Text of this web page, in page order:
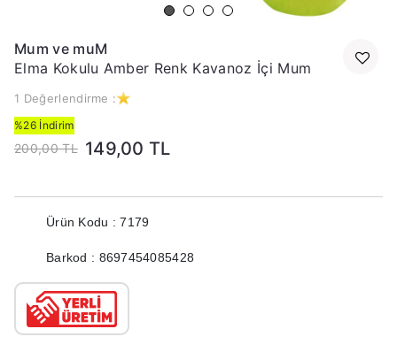
Mum ve muM
Elma Kokulu Amber Renk Kavanoz İçi Mum
1 Değerlendirme :
%26 İndirim
200,00 TL 149,00 TL
Ürün Kodu : 7179
Barkod : 8697454085428